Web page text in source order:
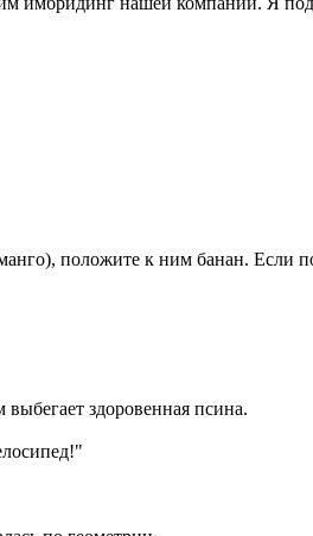
положите к ним банан. Если
здоровенная псина.